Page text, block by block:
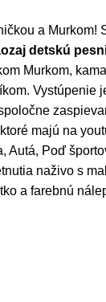
a Murkom!
detskú
Murkom,
Vystúpenie
majú na
Autá, Poď
naživo s
a farebnú